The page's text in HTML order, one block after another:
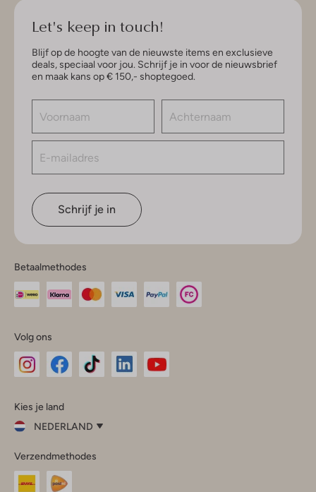
Let's keep in touch!
Blijf op de hoogte van de nieuwste items en exclusieve
deals, speciaal voor jou. Schrijf je in voor de nieuwsbrief
en maak kans op € 150,- shoptegoed.
Schrijf je in
Betaalmethodes
Volg ons
InstagramFacebook
Kies je land
NEDERLAND
je
land
Verzendmethodes